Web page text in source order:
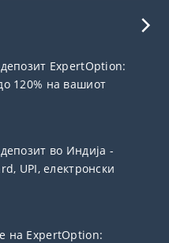
ExpertOption:
120% на вашиот
во Индија -
UPI, електронски
на ExpertOption: